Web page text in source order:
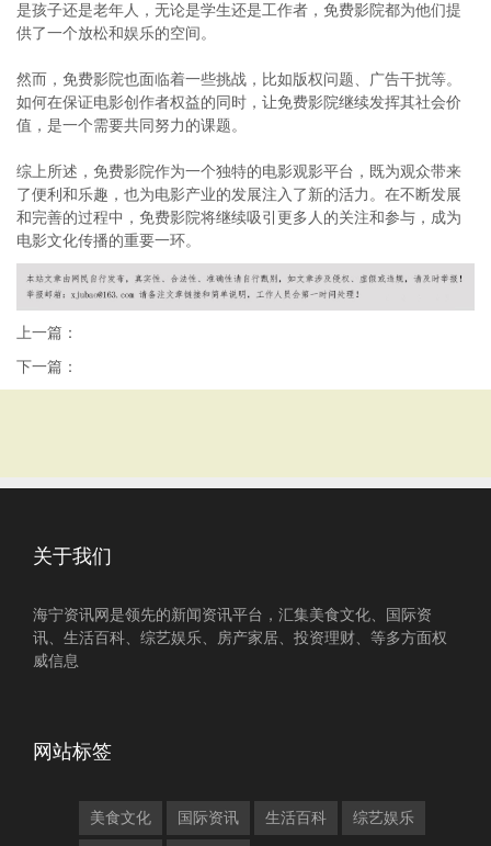
是孩子还是老年人，无论是学生还是工作者，免费影院都为他们提
供了一个放松和娱乐的空间。
然而，免费影院也面临着一些挑战，比如版权问题、广告干扰等。
如何在保证电影创作者权益的同时，让免费影院继续发挥其社会价
值，是一个需要共同努力的课题。
综上所述，免费影院作为一个独特的电影观影平台，既为观众带来
了便利和乐趣，也为电影产业的发展注入了新的活力。在不断发展
和完善的过程中，免费影院将继续吸引更多人的关注和参与，成为
电影文化传播的重要一环。
上一篇：
下一篇：
关于我们
海宁资讯网是领先的新闻资讯平台，汇集美食文化、国际资
讯、生活百科、综艺娱乐、房产家居、投资理财、等多方面权
威信息
网站标签
美食文化 国际资讯 生活百科 综艺娱乐